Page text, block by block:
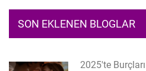
SON EKLENEN BLOGLAR
2025'te